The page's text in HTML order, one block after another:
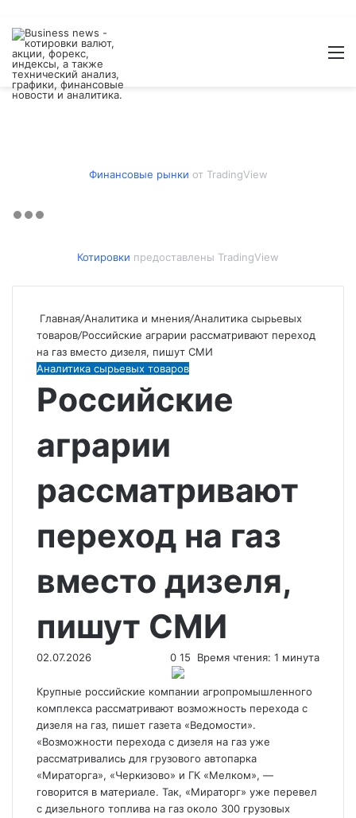
Финансовые рынки от TradingView
Котировки предоставлены TradingView
Главная/Аналитика и мнения/Аналитика сырьевых
товаров/Российские аграрии рассматривают переход
на газ вместо дизеля, пишут СМИ
Аналитика сырьевых товаров
Российские
аграрии
рассматривают
переход на газ
вместо дизеля,
пишут СМИ
02.07.2026 0 15 Время чтения: 1 минута
Крупные российские компании агропромышленного
комплекса рассматривают возможность перехода с
дизеля на газ, пишет газета «Ведомости».
«Возможности перехода с дизеля на газ уже
рассматривались для грузового автопарка
«Мираторга», «Черкизово» и ГК «Мелком», —
говорится в материале. Так, «Мираторг» уже перевел
с дизельного топлива на газ около 300 грузовых